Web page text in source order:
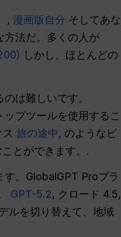
, 漫画版自分 そしてあな
方法だ。多くの人が
しかし、ほとんどの
は難しいです。
プツールを使用するこ
旅の途中, のようなビ
とができます。.
。GlobalGPT Proプラ
GPT-5.2, クロード 4.5,
ルを切り替えて、地域